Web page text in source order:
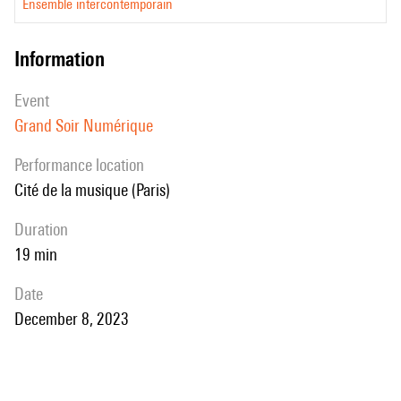
Ensemble intercontemporain
information
event
Grand Soir Numérique
performance location
Cité de la musique (Paris)
duration
19 min
date
December 8, 2023